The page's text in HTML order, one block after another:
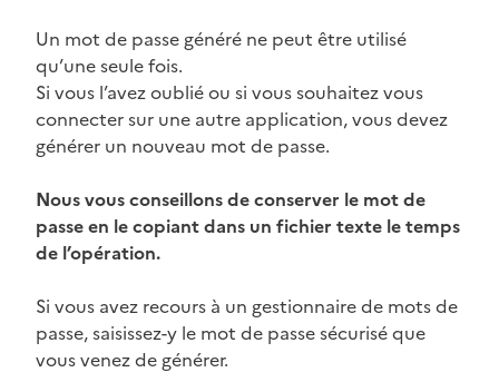
Un mot de passe généré ne peut être utilisé
qu’une seule fois.
Si vous l’avez oublié ou si vous souhaitez vous
connecter sur une autre application, vous devez
générer un nouveau mot de passe.
Nous vous conseillons de conserver le mot de
passe en le copiant dans un fichier texte le temps
de l’opération.
Si vous avez recours à un gestionnaire de mots de
passe, saisissez-y le mot de passe sécurisé que
vous venez de générer.